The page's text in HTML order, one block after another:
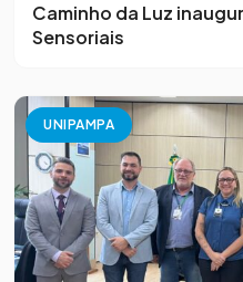
Caminho da Luz
Sensoriais
UNIPAMPA